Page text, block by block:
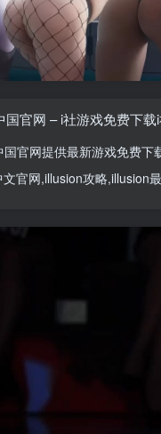
国官网 – i社游戏免费下
国官网提供最新游戏免费下
官网,illusion攻略,illusion